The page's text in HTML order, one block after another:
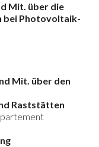
Mit. über die
bei Photovoltaik-
Mit. über den
Raststätten